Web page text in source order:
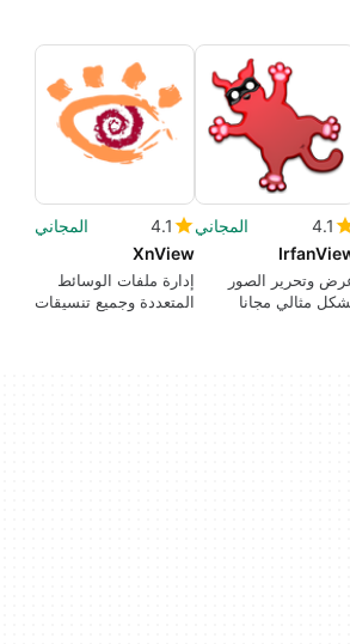
4.1
المجاني
وتحرير الصور
مثالي مجانا
4.1
المجاني
XnView
إدارة ملفات الوسائط
المتعددة وجميع تنسيقات